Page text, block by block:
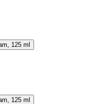
125 ml
125 ml